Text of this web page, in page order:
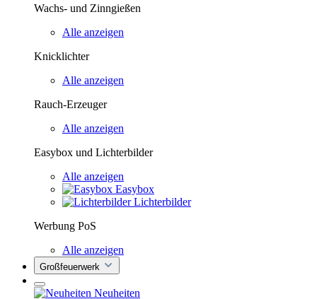
Wachs- und Zinngießen
Alle anzeigen
Knicklichter
Alle anzeigen
Rauch-Erzeuger
Alle anzeigen
Easybox und Lichterbilder
Alle anzeigen
Easybox
Lichterbilder
Werbung PoS
Alle anzeigen
Großfeuerwerk
Neuheiten